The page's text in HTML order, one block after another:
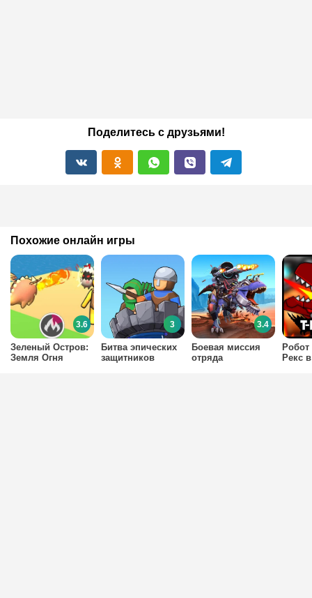
Поделитесь с друзьями!
Похожие онлайн игры
Зеленый Остров:
Земля Огня
3.6
Битва эпических
защитников
3
Боевая миссия
отряда
3.4
Рекс